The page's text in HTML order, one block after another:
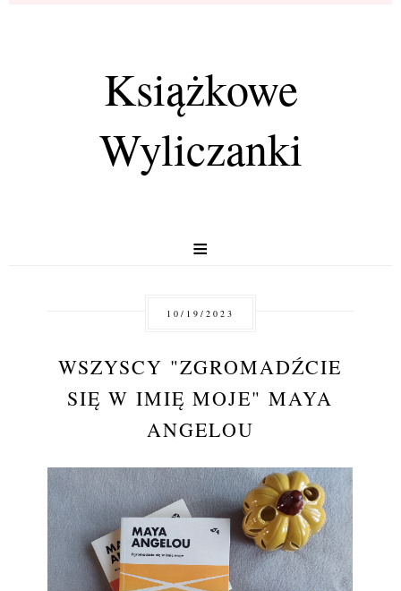
Książkowe
Wyliczanki
≡
10/19/2023
WSZYSCY "ZGROMADŹCIE
SIĘ W IMIĘ MOJE" MAYA
ANGELOU